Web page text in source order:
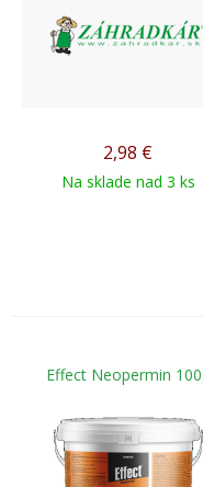
2,98 €
Na sklade nad 3 ks
Effect Neopermin